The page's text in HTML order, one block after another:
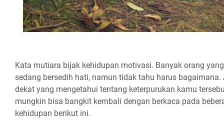
Kata mutiara bijak kehidupan motivasi. Banyak orang
sedang bersedih hati, namun tidak tahu harus
dekat yang mengetahui tentang keterpurukan kamu
mungkin bisa bangkit kembali dengan berkaca pada
kehidupan berikut ini.